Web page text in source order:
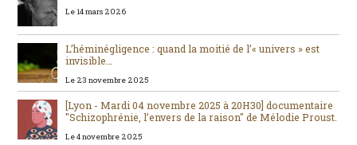
Le 14 mars 2026
L’héminégligence : quand la moitié de l’« univers » est
invisible…
Le 23 novembre 2025
[Lyon - Mardi 04 novembre 2025 à 20H30] documentaire
"Schizophrénie, l’envers de la raison" de Mélodie Proust.
Le 4 novembre 2025